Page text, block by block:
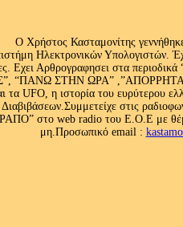
Ο Χρήστος Κασταμονίτης
Ηλεκτρονικών Υπολογιστών.
Εχει Αρθρογραφησει στα
ΣΤΗΝ ΩΡΑ” ,”ΑΠΟΡΡΗΤΑ
τα UFO, η ιστορία του
Διαβιβάσεων.Συμμετείχε στις
στο web radio του Ε.Ο.Ε με
μη.Προσωπικό email :